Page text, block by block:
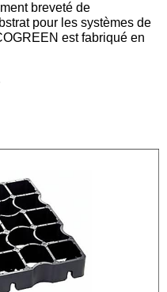
breveté de
pour les systèmes de
est fabriqué en